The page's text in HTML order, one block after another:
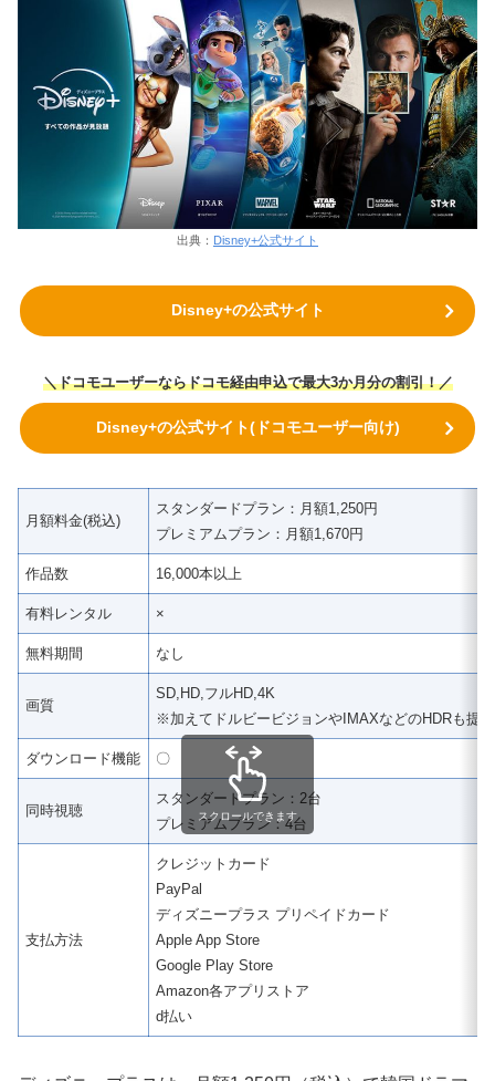
出典： Disney+公式サイト
Disney+の公式サイト
＼ドコモユーザーならドコモ経由申込で最大3か月分の割引！／
Disney+の公式サイト(ドコモユーザー向け)
月額料金(税込)
スタンダードプラン：月額1,250円
プレミアムプラン：月額1,670円
作品数 16,000本以上
有料レンタル ×
無料期間 なし
画質
SD,HD,フルHD,4K
※加えてドルビービジョンやIMAXなどのHDRも提
ダウンロード機能 〇
同時視聴
スタンダードプラン：2台
プレミアムプラン：4台
支払方法
クレジットカード
PayPal
ディズニープラス プリペイドカード
Apple App Store
Google Play Store
Amazon各アプリストア
d払い
スクロールできます